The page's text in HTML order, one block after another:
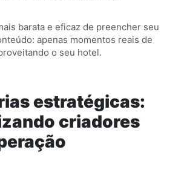
barata e eficaz de preencher seu
apenas momentos reais de
o seu hotel.
estratégicas:
criadores